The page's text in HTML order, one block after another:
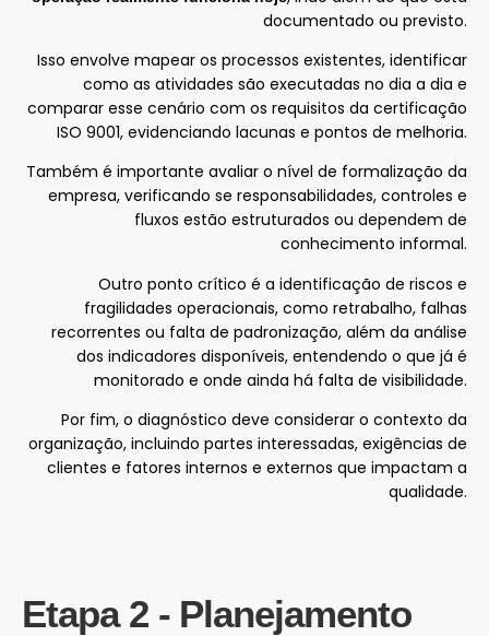
documentado ou previsto.
Isso envolve mapear os processos existentes, identificar
como as atividades são executadas no dia a dia e
comparar esse cenário com os requisitos da certificação
ISO 9001, evidenciando lacunas e pontos de melhoria.
Também é importante avaliar o nível de formalização da
empresa, verificando se responsabilidades, controles e
fluxos estão estruturados ou dependem de
conhecimento informal.
Outro ponto crítico é a identificação de riscos e
fragilidades operacionais, como retrabalho, falhas
recorrentes ou falta de padronização, além da análise
dos indicadores disponíveis, entendendo o que já é
monitorado e onde ainda há falta de visibilidade.
Por fim, o diagnóstico deve considerar o contexto da
organização, incluindo partes interessadas, exigências de
clientes e fatores internos e externos que impactam a
qualidade.
Etapa 2 - Planejamento